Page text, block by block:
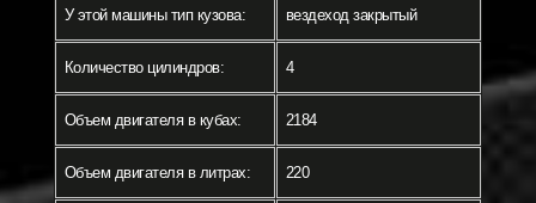
У этой машины тип кузова: вездеход закрытый
Количество цилиндров: 4
Объем двигателя в кубах: 2184
Объем двигателя в литрах: 220